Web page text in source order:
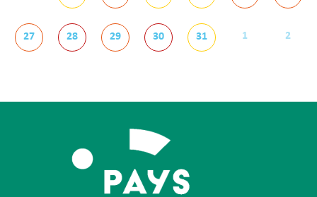
27 28 29 30 31 1 2